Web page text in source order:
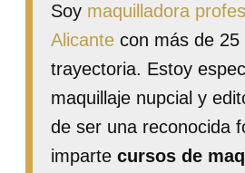
Soy maquilladora
Alicante con más de 25
trayectoria. Estoy
maquillaje nupcial y
de ser una reconocida
imparte cursos de